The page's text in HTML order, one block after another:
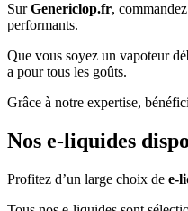
SurGenericlop.fr,
performants.
Que vous soyez un vapoteur
a pour tous les goûts.
Grâce à notre expertise,
Nos e-liquides
Profitez d’un large choix de e-